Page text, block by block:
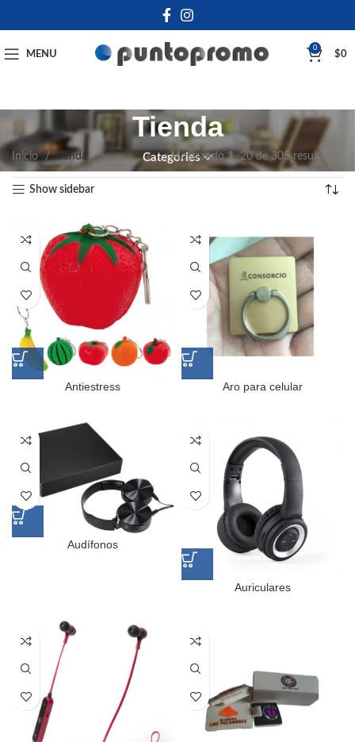
MENU
0
$0
Tienda
Categories
Inicio Tienda Mostrando 1–20 de 305 resultados
Show sidebar
Antiestress Aro para celular
Audífonos
Auriculares